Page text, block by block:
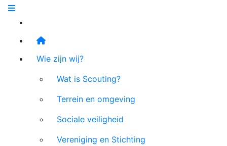
Wie zijn wij?
Wat is Scouting?
Terrein en omgeving
Sociale veiligheid
Vereniging en Stichting